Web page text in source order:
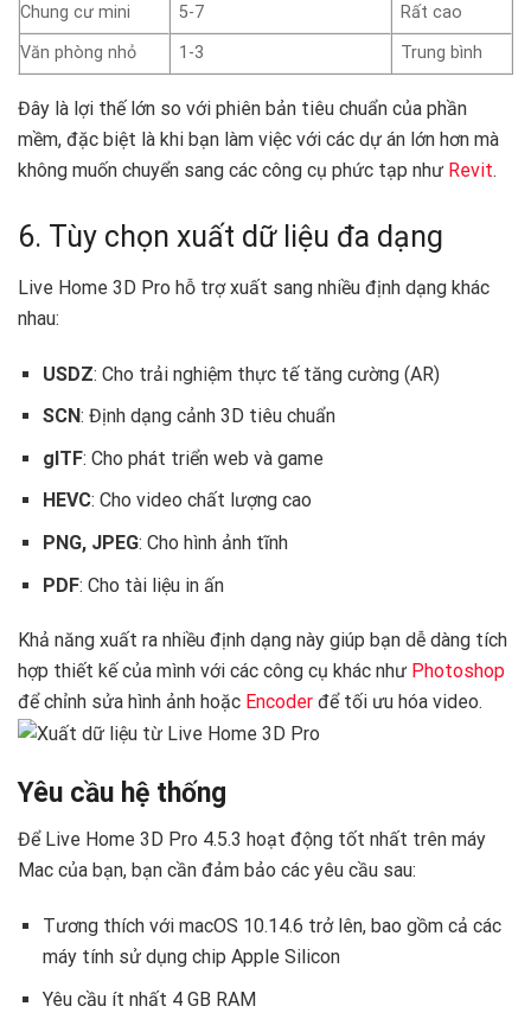
Chung cư mini 5-7
Rất cao
Văn phòng nhỏ
1-3 Trung bình
Đây là lợi thế lớn so với phiên bản tiêu chuẩn của phần
mềm, đặc biệt là khi bạn làm việc với các dự án lớn hơn mà
không muốn chuyển sang các công cụ phức tạp như Revit.
6. Tùy chọn xuất dữ liệu đa dạng
Live Home 3D Pro hỗ trợ xuất sang nhiều định dạng khác
nhau:
USDZ: Cho trải nghiệm thực tế tăng cường (AR)
SCN: Định dạng cảnh 3D tiêu chuẩn
glTF: Cho phát triển web và game
HEVC: Cho video chất lượng cao
PNG, JPEG: Cho hình ảnh tĩnh
PDF: Cho tài liệu in ấn
Khả năng xuất ra nhiều định dạng này giúp bạn dễ dàng tích
hợp thiết kế của mình với các công cụ khác như Photoshop
để chỉnh sửa hình ảnh hoặc Encoder để tối ưu hóa video.
Yêu cầu hệ thống
Để Live Home 3D Pro 4.5.3 hoạt động tốt nhất trên máy
Mac của bạn, bạn cần đảm bảo các yêu cầu sau:
Tương thích với macOS 10.14.6 trở lên, bao gồm cả các
máy tính sử dụng chip Apple Silicon
Yêu cầu ít nhất 4 GB RAM